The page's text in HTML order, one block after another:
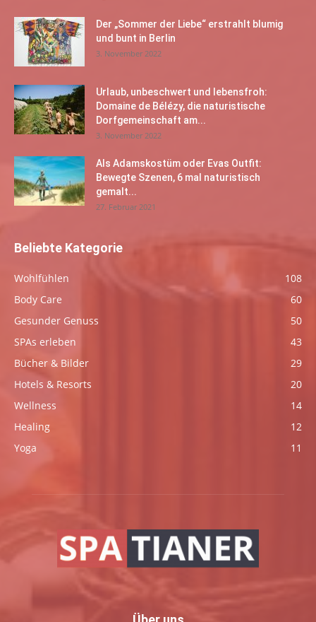
Der „Sommer der Liebe“ erstrahlt blumig
und bunt in Berlin
3. November 2022
Urlaub, unbeschwert und lebensfroh:
Domaine de Bélézy, die naturistische
Dorfgemeinschaft am...
3. November 2022
Als Adamskostüm oder Evas Outfit:
Bewegte Szenen, 6 mal naturistisch
gemalt...
27. Februar 2021
Beliebte Kategorie
Wohlfühlen
108
Body Care
60
Gesunder Genuss
50
SPAs erleben
43
Bücher & Bilder
29
Hotels & Resorts
20
Wellness
14
Healing
12
Yoga
11